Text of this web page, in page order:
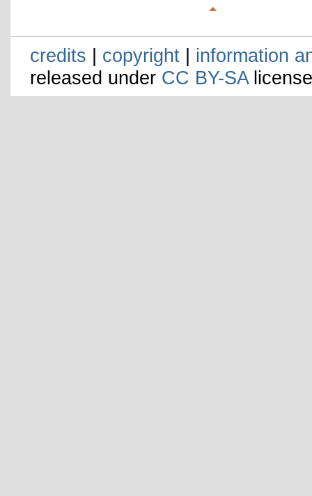
credits | copyright | information
released under CC BY-SA